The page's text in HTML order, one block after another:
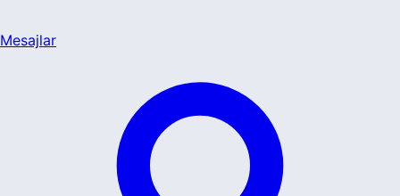
Mesajlar